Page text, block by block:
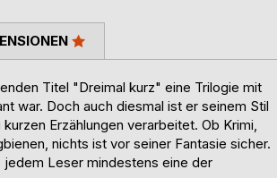
Titel "Dreimal kurz" eine Trilogie mit
war. Doch auch diesmal ist er seinem Stil
Erzählungen verarbeitet. Ob Krimi,
nichts ist vor seiner Fantasie sicher.
jedem Leser mindestens eine der